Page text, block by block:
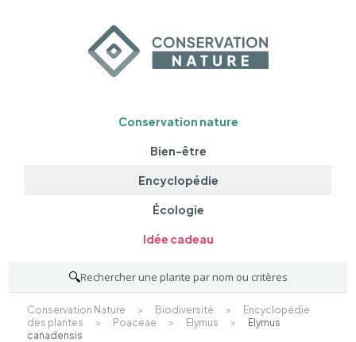
Conservation nature
Bien-être
Encyclopédie
Écologie
Idée cadeau
🔍Rechercher une plante par nom ou critères
Conservation Nature > Biodiversité >
Encyclopédie
des plantes
> Poaceae > Elymus >
Elymus
canadensis